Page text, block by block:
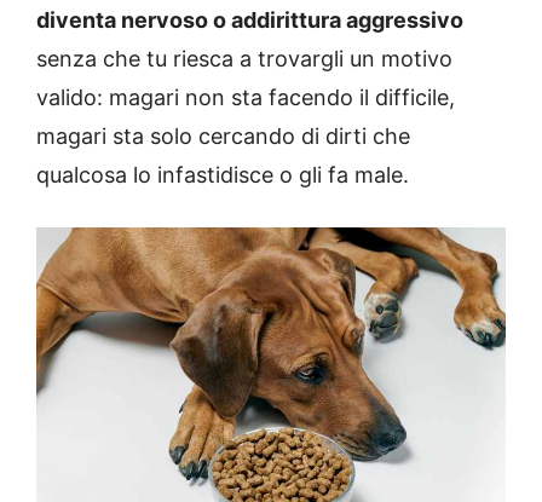
diventa nervoso o addirittura aggressivo
senza che tu riesca a trovargli un motivo
valido: magari non sta facendo il difficile,
magari sta solo cercando di dirti che
qualcosa lo infastidisce o gli fa male.